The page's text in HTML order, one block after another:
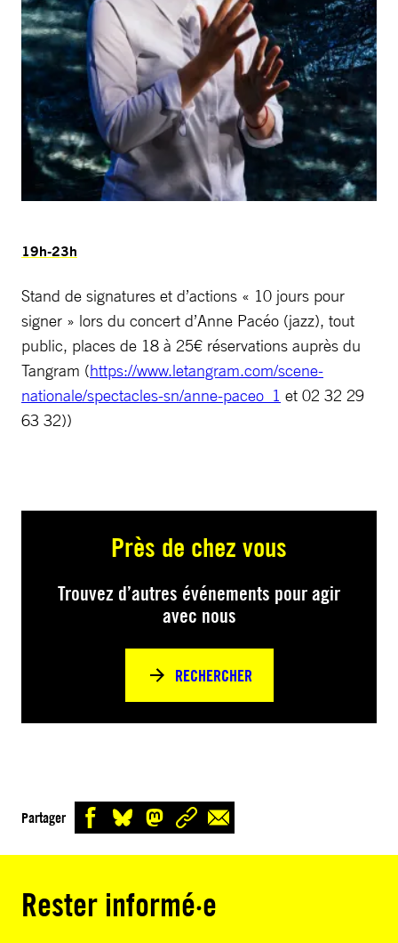
19h-23h
Stand de signatures et d’actions « 10 jours pour
signer » lors du concert d’Anne Pacéo (jazz), tout
public, places de 18 à 25€ réservations auprès du
Tangram (https://www.letangram.com/scene-
nationale/spectacles-sn/anne-paceo_1 et 02 32 29
63 32))
Près de chez vous
Trouvez d’autres événements pour agir
avec nous
RECHERCHER
Partager
Rester informé·e